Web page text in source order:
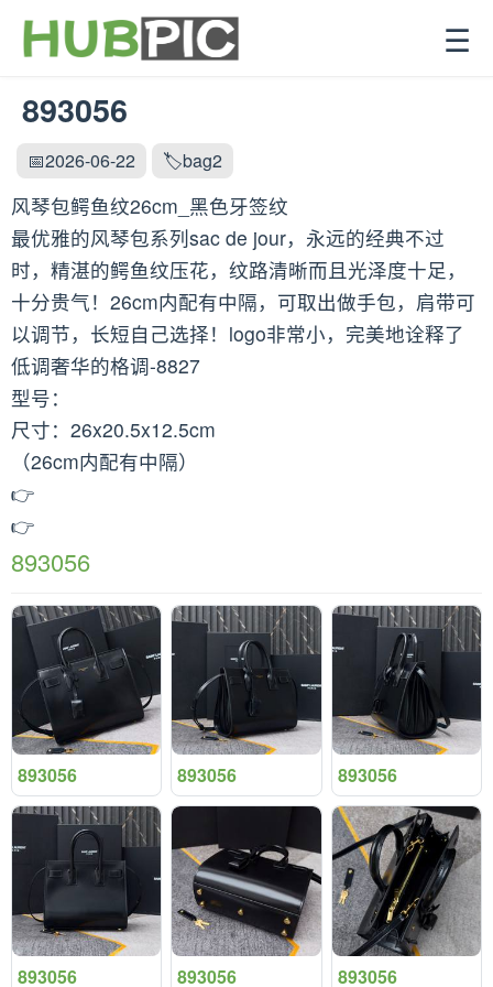
☰
893056
📅2026-06-22 🏷️bag2
风琴包鳄鱼纹26cm_黑色牙签纹
最优雅的风琴包系列sac de jour，永远的经典不过
时，精湛的鳄鱼纹压花，纹路清晰而且光泽度十足，
十分贵气！26cm内配有中隔，可取出做手包，肩带可
以调节，长短自己选择！logo非常小，完美地诠释了
低调奢华的格调-8827
型号：
尺寸：26x20.5x12.5cm
（26cm内配有中隔）
👉
👉
893056
893056 893056 893056
893056 893056 893056